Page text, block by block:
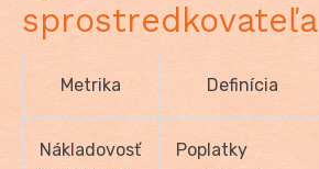
sprostredkovateľa
Metrika Definícia
Nákladovosť
Poplatky